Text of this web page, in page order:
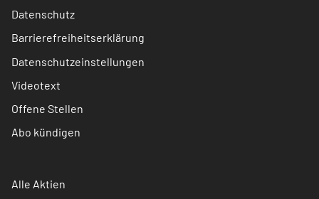
Datenschutz
Barrierefreiheitserklärung
Datenschutzeinstellungen
Videotext
Offene Stellen
Abo kündigen
Alle Aktien